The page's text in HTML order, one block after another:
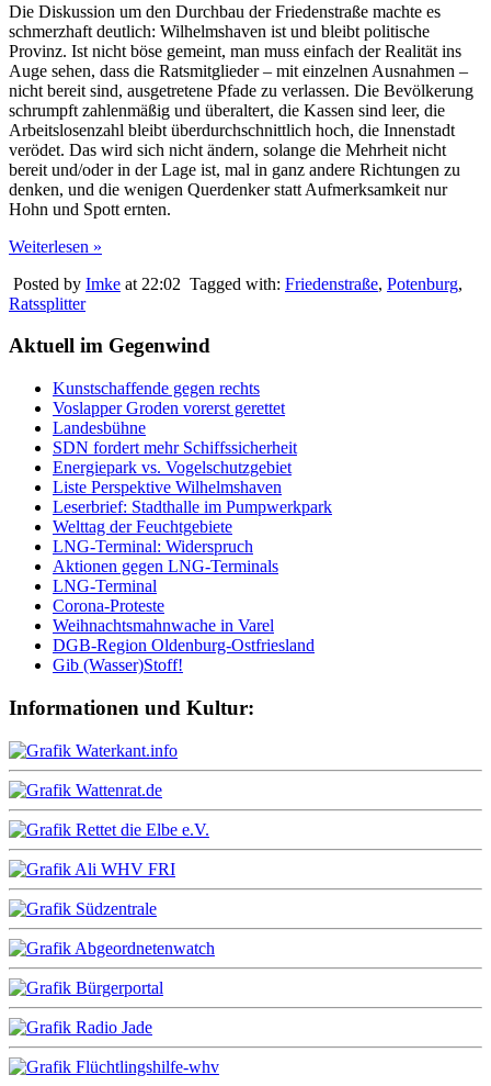
Die Diskussion um den Durchbau der Friedenstraße machte es
schmerzhaft deutlich: Wilhelmshaven ist und bleibt politische
Provinz. Ist nicht böse gemeint, man muss einfach der Realität ins
Auge sehen, dass die Ratsmitglieder – mit einzelnen Ausnahmen –
nicht bereit sind, ausgetretene Pfade zu verlassen. Die Bevölkerung
schrumpft zahlenmäßig und überaltert, die Kassen sind leer, die
Arbeitslosenzahl bleibt überdurchschnittlich hoch, die Innenstadt
verödet. Das wird sich nicht ändern, solange die Mehrheit nicht
bereit und/oder in der Lage ist, mal in ganz andere Richtungen zu
denken, und die wenigen Querdenker statt Aufmerksamkeit nur
Hohn und Spott ernten.
Weiterlesen »
Posted by Imke at 22:02 Tagged with: Friedenstraße, Potenburg,
Ratssplitter
Aktuell im Gegenwind
Kunstschaffende gegen rechts
Voslapper Groden vorerst gerettet
Landesbühne
SDN fordert mehr Schiffssicherheit
Energiepark vs. Vogelschutzgebiet
Liste Perspektive Wilhelmshaven
Leserbrief: Stadthalle im Pumpwerkpark
Welttag der Feuchtgebiete
LNG-Terminal: Widerspruch
Aktionen gegen LNG-Terminals
LNG-Terminal
Corona-Proteste
Weihnachtsmahnwache in Varel
DGB-Region Oldenburg-Ostfriesland
Gib (Wasser)Stoff!
Informationen und Kultur: